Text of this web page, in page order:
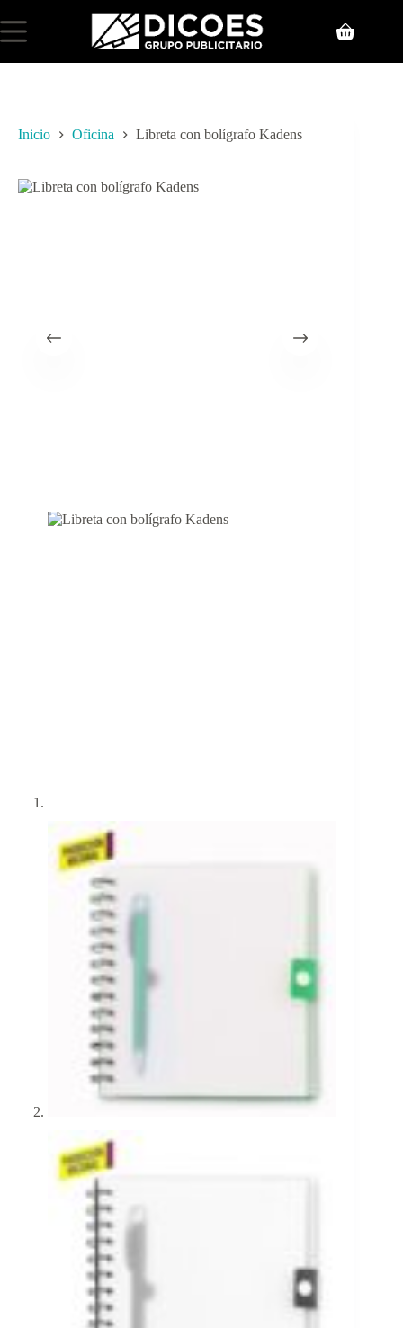
Inicio Oficina Libreta con bolígrafo Kadens